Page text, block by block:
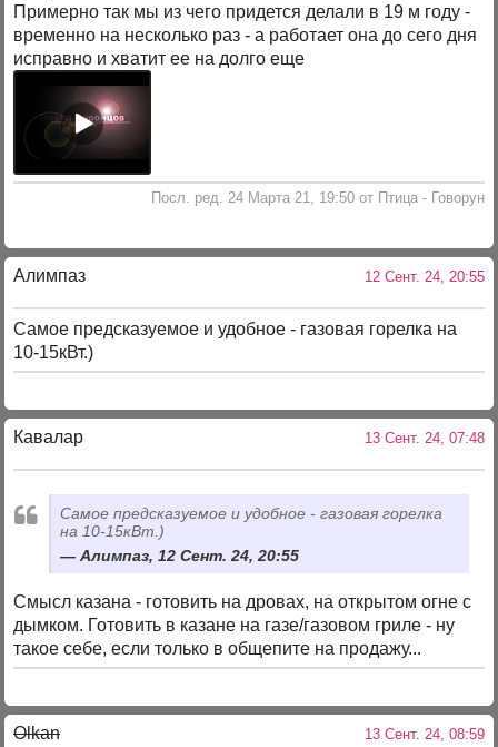
Примерно так мы из чего придется делали в 19 м году -
временно на несколько раз - а работает она до сего дня
исправно и хватит ее на долго еще
Посл. ред. 24 Марта 21, 19:50 от Птица - Говорун
Алимпаз 12 Сент. 24, 20:55
Самое предсказуемое и удобное - газовая горелка на
10-15кВт.)
Кавалар 13 Сент. 24, 07:48
Самое предсказуемое и удобное - газовая горелка
на 10-15кВт.)
Алимпаз, 12 Сент. 24, 20:55
Смысл казана - готовить на дровах, на открытом огне с
дымком. Готовить в казане на газе/газовом гриле - ну
такое себе, если только в общепите на продажу...
Olkan 13 Сент. 24, 08:59